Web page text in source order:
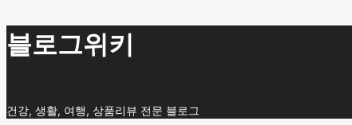
컨
텐
건
블로그위키
건강, 생활, 여행, 상품리뷰 전문 블로그